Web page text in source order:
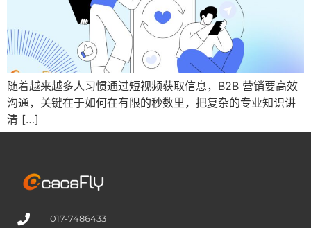
随着越来越多人习惯通过短视频获取信息，B2B 营销要高效
沟通，关键在于如何在有限的秒数里，把复杂的专业知识讲
清 […]
017-7486433